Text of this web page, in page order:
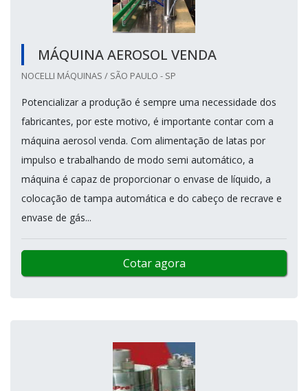
MÁQUINA AEROSOL VENDA
NOCELLI MÁQUINAS / SÃO PAULO - SP
Potencializar a produção é sempre uma necessidade dos
fabricantes, por este motivo, é importante contar com a
máquina aerosol venda. Com alimentação de latas por
impulso e trabalhando de modo semi automático, a
máquina é capaz de proporcionar o envase de líquido, a
colocação de tampa automática e do cabeço de recrave e
envase de gás...
Cotar agora